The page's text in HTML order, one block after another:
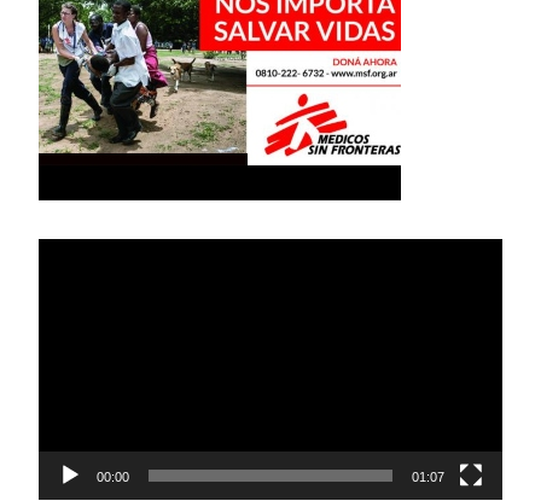
00:00 01:07